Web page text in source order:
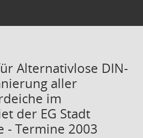
Alternativlose DIN-
aller
im
der EG Stadt
- Termine 2003